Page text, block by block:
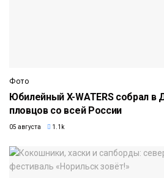
Фото
Юбилейный X-WATERS собрал в
пловцов со всей России
05 августа 1.1k